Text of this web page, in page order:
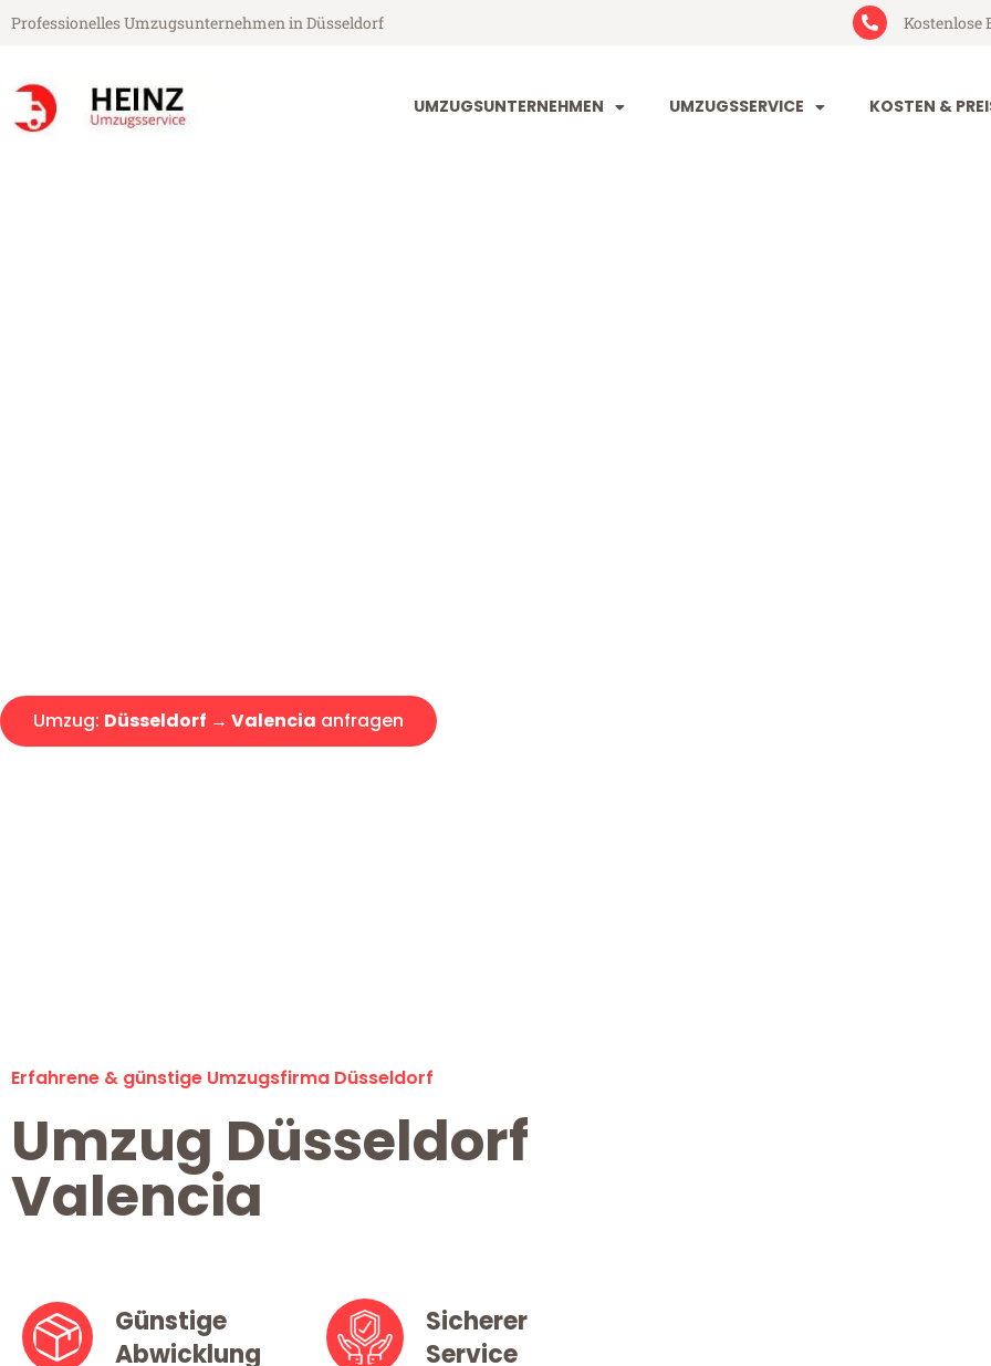
Professionelles Umzugsunternehmen in Düsseldorf Kostenlose
UMZUGSUNTERNEHMEN UMZUGSSERVICE KOSTEN &
Umzug: Düsseldorf → Valencia anfragen
Erfahrene & günstige Umzugsfirma Düsseldorf
Umzug Düsseldorf
Valencia
Günstige
Abwicklung
Sicherer
Service